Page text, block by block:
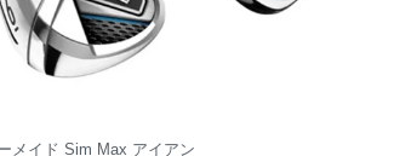
メイド Sim Max アイアン